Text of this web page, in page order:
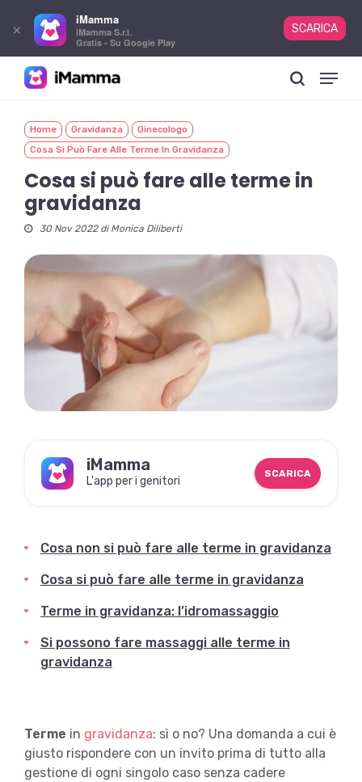
content
Menu
Home Gravidanza
Ginecologo
Cosa Si Può Fare Alle Terme In Gravidanza
Cosa si può fare alle terme in
gravidanza
30 Nov 2022 di Monica Diliberti
iMamma
L'app per i genitori
SCARICA
Cosa non si può fare alle terme in gravidanza
Cosa si può fare alle terme in gravidanza
Terme in gravidanza: l’idromassaggio
Si possono fare massaggi alle terme in
gravidanza
Terme in gravidanza: sì o no? Una domanda a cui è
giusto rispondere con un invito prima di tutto alla
gestione di ogni singolo caso senza cadere
×
iMamma
iMamma S.r.l.
Gratis - Su Google Play
SCARICA